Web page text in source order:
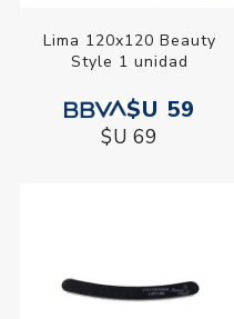
Lima 120x120 Beauty
Style 1 unidad
$U 59
$U 69